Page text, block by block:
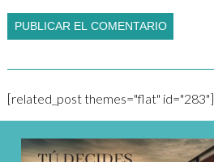
[related_post themes="flat" id="283"]